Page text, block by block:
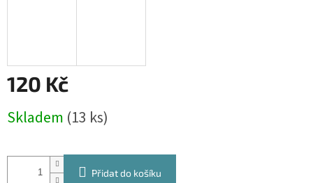
120 Kč
cena:
Skladem (13 ks)
Přidat do košíku